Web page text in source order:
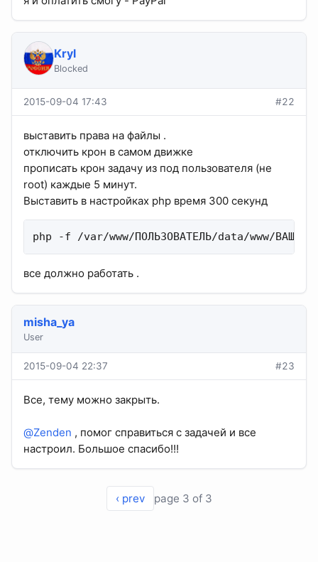
Kryl
Blocked
2015-09-04 17:43 #22
выставить права на файлы .
отключить крон в самом движке
прописать крон задачу из под пользователя (не
root) каждые 5 минут.
Выставить в настройках php время 300 секунд
php -f /var/www/ПОЛЬЗОВАТЕЛЬ/data/www/ВАШ
все должно работать .
misha_ya
User
2015-09-04 22:37 #23
Все, тему можно закрыть.
@Zenden , помог справиться с задачей и все
настроил. Большое спасибо!!!
‹ prev page 3 of 3